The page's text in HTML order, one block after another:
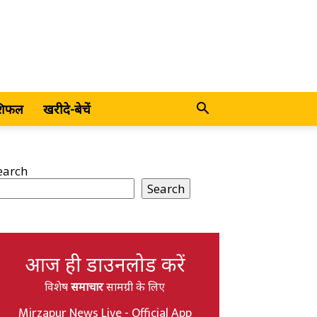
खरीदे-बेचें
Search
आज ही डाउनलोड करें
विशेषसमाचारसामग्री के लिए